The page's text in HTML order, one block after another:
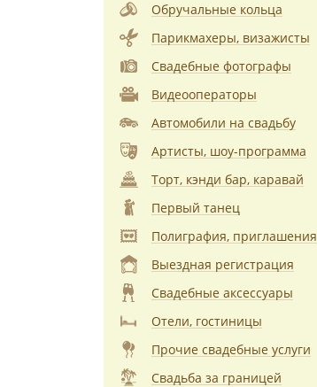
Обручальные кольца
Парикмахеры, визажисты
Свадебные фотографы
Видеооператоры
Автомобили на свадьбу
Артисты, шоу-программа
Торт, кэнди бар, каравай
Первый танец
Полиграфия, приглашения
Выездная регистрация
Свадебные аксессуары
Отели, гостиницы
Прочие свадебные услуги
Свадьба за границей